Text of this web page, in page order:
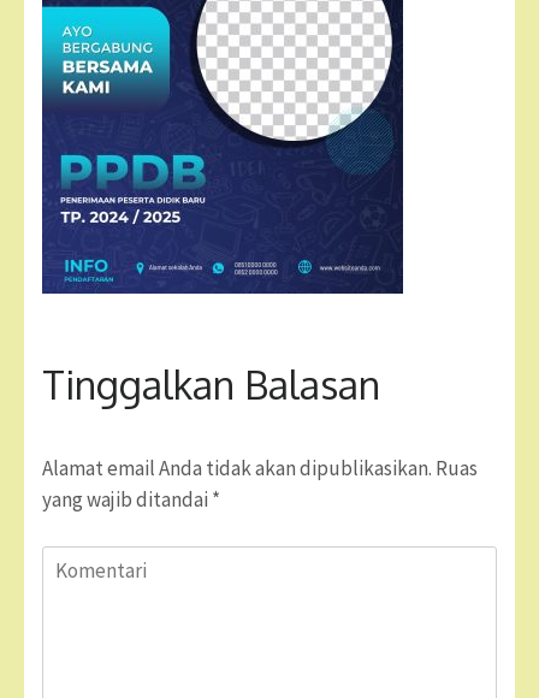
Tinggalkan Balasan
Alamat email Anda tidak akan dipublikasikan. Ruas
yang wajib ditandai *
Komentari